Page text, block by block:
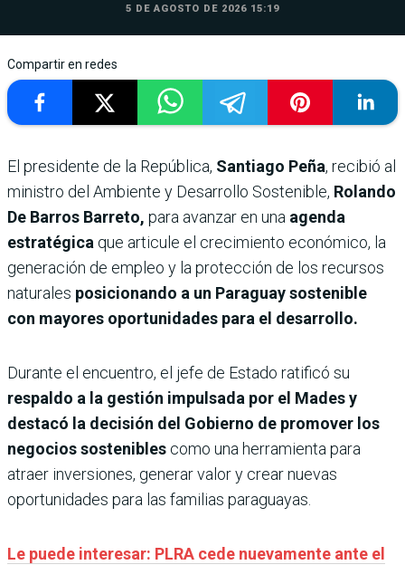
5 DE AGOSTO DE 2026 15:19
Compartir en redes
El presidente de la República, Santiago Peña, recibió al
ministro del Ambiente y Desarrollo Sostenible, Rolando
De Barros Barreto, para avanzar en una agenda
estratégica que articule el crecimiento económico, la
generación de empleo y la protección de los recursos
naturales posicionando a un Paraguay sostenible
con mayores oportunidades para el desarrollo.
Durante el encuentro, el jefe de Estado ratificó su
respaldo a la gestión impulsada por el Mades y
destacó la decisión del Gobierno de promover los
negocios sostenibles como una herramienta para
atraer inversiones, generar valor y crear nuevas
oportunidades para las familias paraguayas.
Le puede interesar: PLRA cede nuevamente ante el